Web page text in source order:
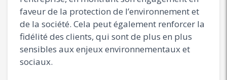
faveur de la protection de l’environnement et
de la société. Cela peut également renforcer la
fidélité des clients, qui sont de plus en plus
sensibles aux enjeux environnementaux et
sociaux.